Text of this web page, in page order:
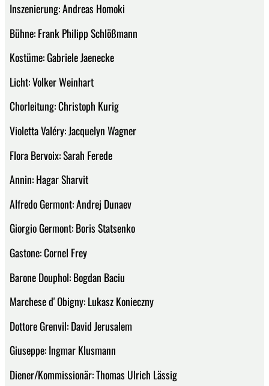
Inszenierung: Andreas Homoki
Bühne: Frank Philipp Schlößmann
Kostüme: Gabriele Jaenecke
Licht: Volker Weinhart
Chorleitung: Christoph Kurig
Violetta Valéry: Jacquelyn Wagner
Flora Bervoix: Sarah Ferede
Annin: Hagar Sharvit
Alfredo Germont: Andrej Dunaev
Giorgio Germont: Boris Statsenko
Gastone: Cornel Frey
Barone Douphol: Bogdan Baciu
Marchese d' Obigny: Lukasz Konieczny
Dottore Grenvil: David Jerusalem
Giuseppe: Ingmar Klusmann
Diener/Kommissionär: Thomas Ulrich Lässig